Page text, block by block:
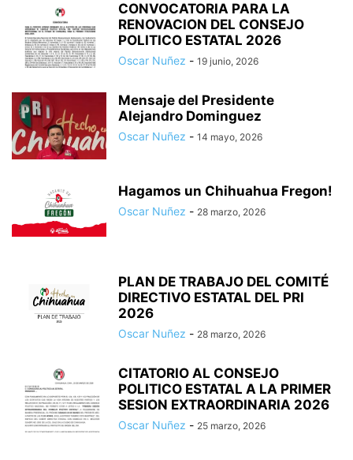
CONVOCATORIA PARA LA
RENOVACION DEL CONSEJO
POLITICO ESTATAL 2026
Oscar Nuñez - 19 junio, 2026
Mensaje del Presidente
Alejandro Dominguez
Oscar Nuñez - 14 mayo, 2026
Hagamos un Chihuahua Fregon!
Oscar Nuñez - 28 marzo, 2026
PLAN DE TRABAJO DEL COMITÉ
DIRECTIVO ESTATAL DEL PRI
2026
Oscar Nuñez - 28 marzo, 2026
CITATORIO AL CONSEJO
POLITICO ESTATAL A LA PRIMER
SESION EXTRAORDINARIA 2026
Oscar Nuñez - 25 marzo, 2026